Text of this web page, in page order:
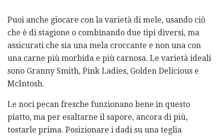
Puoi anche giocare con la varietà di mele, usando ciò
che è di stagione o combinando due tipi diversi, ma
assicurati che sia una mela croccante e non una con
una carne più morbida e più carnosa. Le varietà ideali
sono Granny Smith, Pink Ladies, Golden Delicious e
McIntosh.
Le noci pecan fresche funzionano bene in questo
piatto, ma per esaltarne il sapore, ancora di più,
tostarle prima. Posizionare i dadi su una teglia